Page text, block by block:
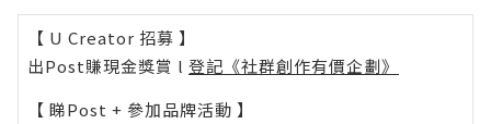
【 U Creator 招募 】
出Post賺現金獎賞 l 登記《社群創作有價企劃》
【 睇Post + 參加品牌活動 】